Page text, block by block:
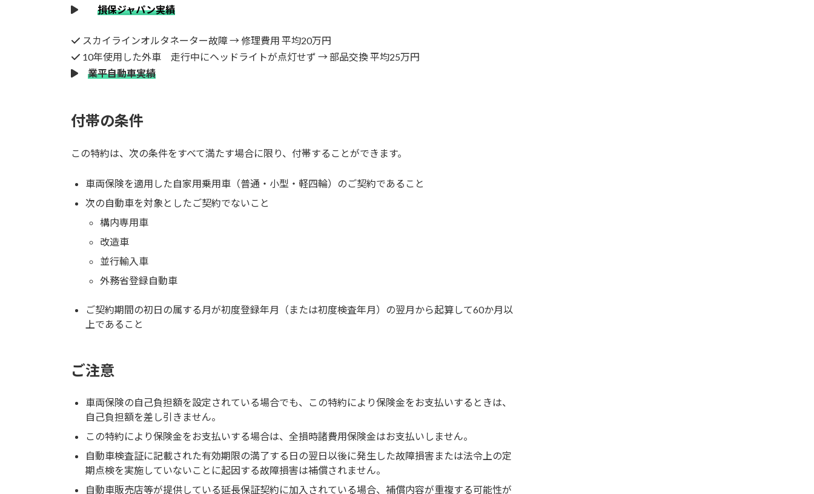
損保ジャパン実績
スカイラインオルタネーター故障 → 修理費⽤ 平均20万円
10年使用した外車 走行中にヘッドライトが点灯せず → 部品交換 平均25万円
業平自動車実績
付帯の条件
この特約は、次の条件をすべて満たす場合に限り、付帯することができます。
車両保険を適用した自家用乗用車（普通・小型・軽四輪）のご契約であること
次の自動車を対象としたご契約でないこと
構内専用車
改造車
並行輸入車
外務省登録自動車
ご契約期間の初日の属する月が初度登録年月（または初度検査年月）の翌月から起算して60か月以
上であること
ご注意
車両保険の自己負担額を設定されている場合でも、この特約により保険金をお支払いするときは、
自己負担額を差し引きません。
この特約により保険金をお支払いする場合は、全損時諸費用保険金はお支払いしません。
自動車検査証に記載された有効期限の満了する日の翌日以後に発生した故障損害または法令上の定
期点検を実施していないことに起因する故障損害は補償されません。
自動車販売店等が提供している延長保証契約に加入されている場合、補償内容が重複する可能性が